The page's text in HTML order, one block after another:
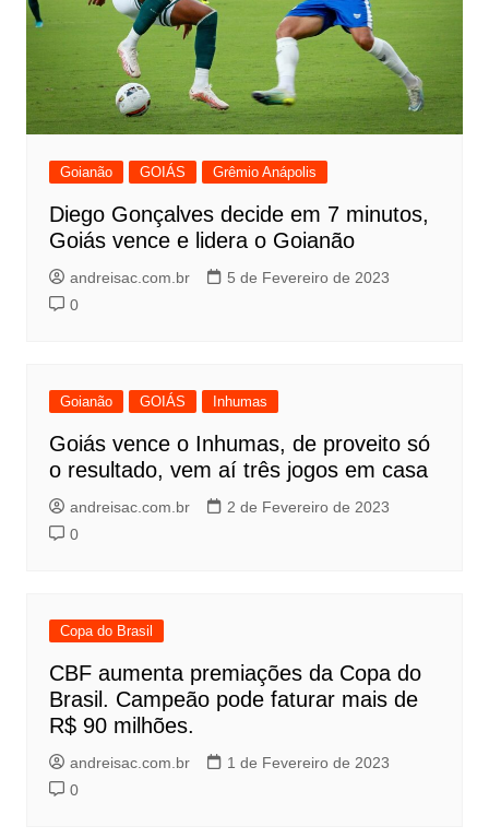
Goianão GOIÁS Grêmio Anápolis
Diego Gonçalves decide em 7 minutos,
Goiás vence e lidera o Goianão
andreisac.com.br
5 de Fevereiro de 2023
0
Goianão GOIÁS Inhumas
Goiás vence o Inhumas, de proveito só
o resultado, vem aí três jogos em casa
andreisac.com.br
2 de Fevereiro de 2023
0
Copa do Brasil
CBF aumenta premiações da Copa do
Brasil. Campeão pode faturar mais de
R$ 90 milhões.
andreisac.com.br
1 de Fevereiro de 2023
0